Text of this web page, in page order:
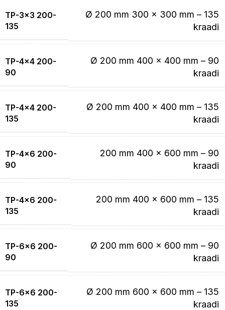
TP-3×3 200-
135
Ø 200 mm 300 x 300 mm – 135
kraadi
TP-4×4 200-
90
Ø 200 mm 400 x 400 mm – 90
kraadi
TP-4×4 200-
135
Ø 200 mm 400 x 400 mm – 135
kraadi
TP-4×6 200-
90
200 mm 400 x 600 mm – 90
kraadi
TP-4×6 200-
135
200 mm 400 x 600 mm – 135
kraadi
TP-6×6 200-
90
Ø 200 mm 600 x 600 mm – 90
kraadi
TP-6×6 200-
135
Ø 200 mm 600 x 600 mm – 135
kraadi